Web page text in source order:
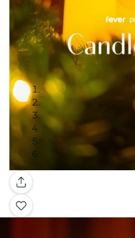
Galerie